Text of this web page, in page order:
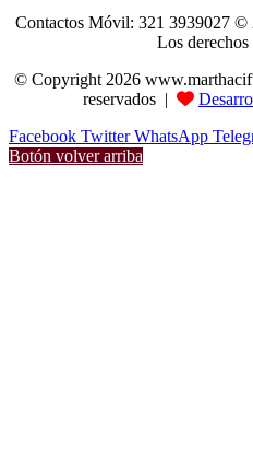
Contactos Móvil: 321 3939027 ©
Los derechos
© Copyright 2026
reservados |
Facebook Twitter WhatsApp
Botón volver arriba